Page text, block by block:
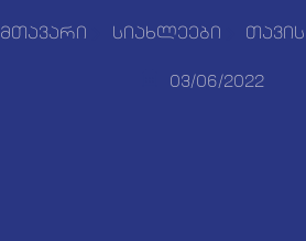
მთავარი სიახლეები
03/06/2022